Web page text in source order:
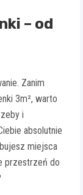
– od
Zanim
3m², warto
i
absolutnie
miejsca
przestrzeń do